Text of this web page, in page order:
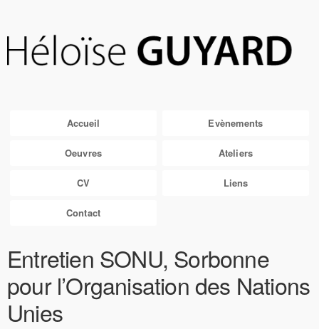
Accueil Evènements
Oeuvres Ateliers
CV Liens
Contact
Entretien SONU, Sorbonne
pour l’Organisation des Nations
Unies